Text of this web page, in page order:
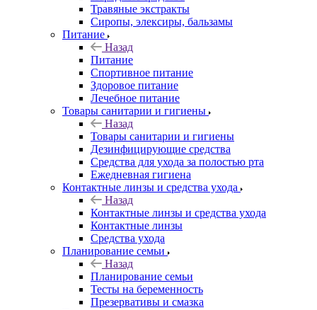
Травяные экстракты
Сиропы, элексиры, бальзамы
Питание
Назад
Питание
Спортивное питание
Здоровое питание
Лечебное питание
Товары санитарии и гигиены
Назад
Товары санитарии и гигиены
Дезинфицирующие средства
Средства для ухода за полостью рта
Ежедневная гигиена
Контактные линзы и средства ухода
Назад
Контактные линзы и средства ухода
Контактные линзы
Средства ухода
Планирование семьи
Назад
Планирование семьи
Тесты на беременность
Презервативы и смазка